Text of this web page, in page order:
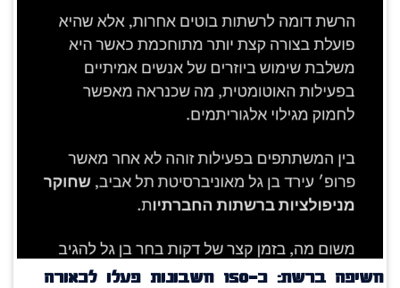
חשיפה ברשת: כ־150 חשבונות פעלו לכאורה